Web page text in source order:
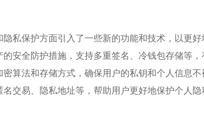
隐私保护方面引入了一些新的功能和技术，以更
安全防护措施，支持多重签名、冷钱包存储等
算法和存储方式，确保用户的私钥和个人信息
交易、隐私地址等，帮助用户更好地保护个人隐